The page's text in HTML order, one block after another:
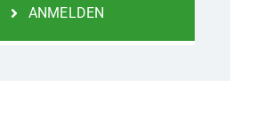
ANMELDEN